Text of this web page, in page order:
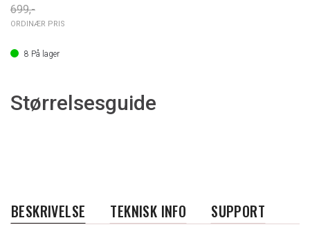
699,-
ORDINÆR PRIS
8 På lager
Størrelsesguide
BESKRIVELSE TEKNISK INFO SUPPORT